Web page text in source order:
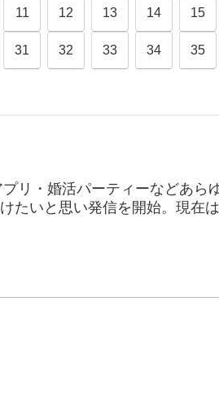
11 12 13 14 15
31 32 33 34 35
リ・婚活パーティーなどあら
たいと思い発信を開始。現在